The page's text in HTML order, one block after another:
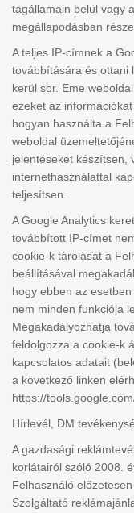
tagállamain belül vagy
megállapodásban
A teljes IP-címnek a
továbbítására és ottani
kerül sor. Eme
ezeket az
hogyan használta a
weboldal
jelentéseket készítsen,
internethasználattal
teljesítsen.
A Google Analytics
továbbított IP-címet
cookie-k tárolását a
beállításával
hogy ebben az
nem minden funkciója
Megakadályozhatja
feldolgozza a cookie-k
kapcsolatos adatait
a következő linken
https://
Hírlevél, DM
A gazdasági
korlátairól szóló 2008.
Felhasználó
Szolgáltató